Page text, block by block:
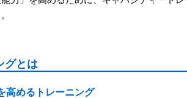
グとは
高めるトレーニング